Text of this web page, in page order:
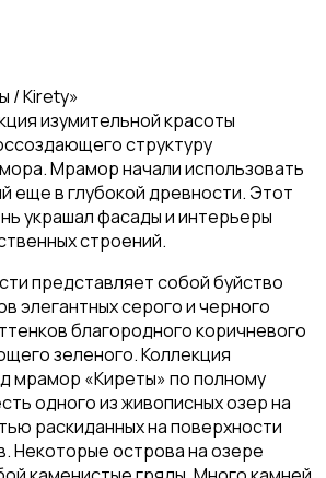
/ Kirety»
изумительной красоты
структуру
Мрамор начали использовать
еще в глубокой древности. Этот
украшал фасады и интерьеры
строений.
представляет собой буйство
элегантных серого и черного
благородного коричневого
зеленого. Коллекция
мрамор «Киреты» по полному
одного из живописных озер на
раскиданных на поверхности
Некоторые острова на озере